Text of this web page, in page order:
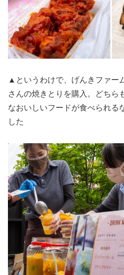
▲というわけで、げんきファー
さんの焼きとりを購入。どちら
なおいしいフードが食べられる
した